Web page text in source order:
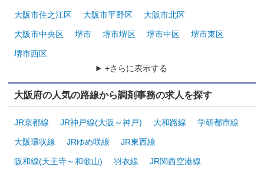
大阪市住之江区 大阪市平野区 大阪市北区
大阪市中央区 堺市 堺市堺区 堺市中区 堺市東区
堺市西区
+さらに表示する
大阪府の人気の路線から調剤事務の求人を探す
JR京都線 JR神戸線(大阪～神戸) 大和路線 学研都市線
大阪環状線 JRゆめ咲線 JR東西線
阪和線(天王寺～和歌山) 羽衣線 JR関西空港線